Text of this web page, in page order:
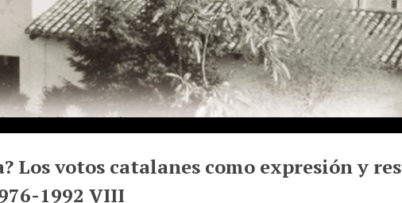
Los votos catalanes como expresión y
1992 VIII